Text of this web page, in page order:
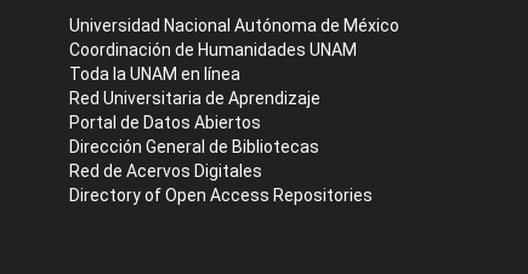
Universidad Nacional Autónoma de México
Coordinación de Humanidades UNAM
Toda la UNAM en línea
Red Universitaria de Aprendizaje
Portal de Datos Abiertos
Dirección General de Bibliotecas
Red de Acervos Digitales
Directory of Open Access Repositories